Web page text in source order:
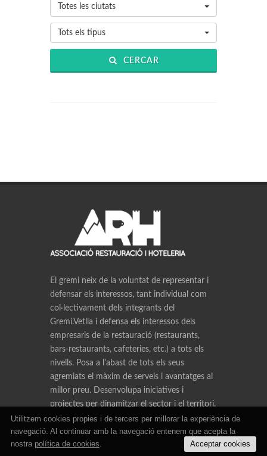
Totes les ciutats
Tots els tipus
CERCAR
El gremi neix de la voluntat de representar i
defensar els interessos, tant individual com
col·lectivament dels integrants del
Gremi.Vetlla i defensa els interessos dels
empresaris de la restauració (restaurants,
bars-restaurants, cafeteries, etc.) a tots els
nivells. Posa a l'abast de tots els seus
agremiats el màxim de serveis i avantatges al
millor preu. Desenvolupa iniciatives i
projectes per dinamitzar el sector i el territori.
Utilitzem cookies propies i de tercers per millorar la experiència de
navegació. Al continuar amb la navegació entenem que acepta la
nostra política de cookies. Acceptar cookies